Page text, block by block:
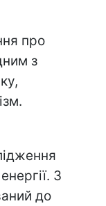
про
з
З
до